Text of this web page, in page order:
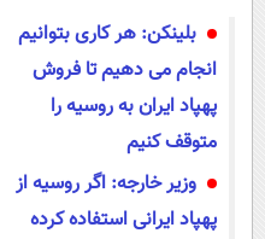
پرداخت قسطی
کن
بلینکن: هر کاری بتوانیم
انجام می دهیم تا فروش
پهپاد ایران به روسیه را
متوقف کنیم
وزیر خارجه: اگر روسیه از
پهپاد ایرانی استفاده کرده